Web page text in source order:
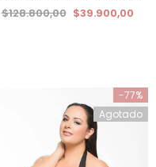
$128.800,00 $39.900,00
-77%
Agotado